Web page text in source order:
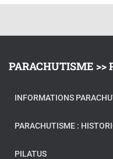
PARACHUTISME >>
INFORMATIONS
PARACHUTISME :
PILATUS